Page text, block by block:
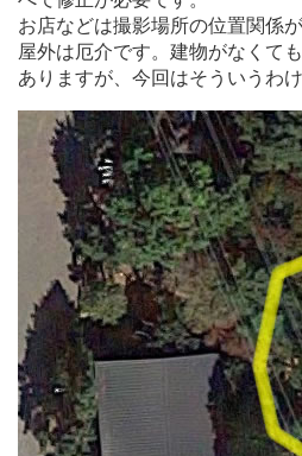
お店などは撮影場所の位置関係
屋外は厄介です。建物がなくて
ありますが、今回はそういうわ